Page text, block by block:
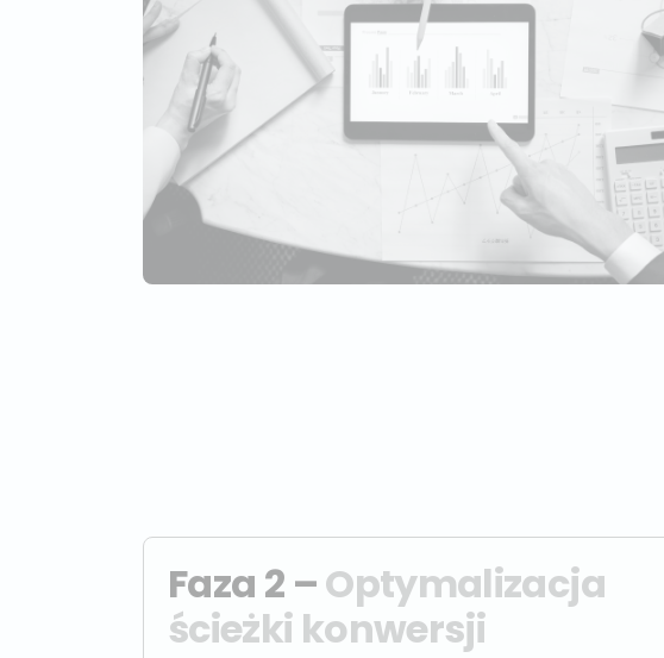
Faza 2 –Optymalizacja
ścieżki konwersji